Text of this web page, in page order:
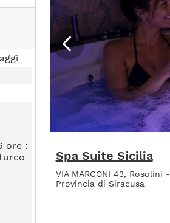
ore :
Spa Suite Sicilia
VIA MARCONI 43, Rosolini -
Provincia di Siracusa